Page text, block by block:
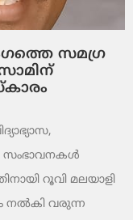
സമഗ്ര
സംഭാവനകൾ
റൂവി മലയാളി
നൽകി വരുന്ന